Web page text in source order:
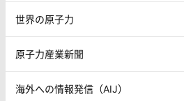
世界の原子力
原子力産業新聞
海外への情報発信（AIJ）